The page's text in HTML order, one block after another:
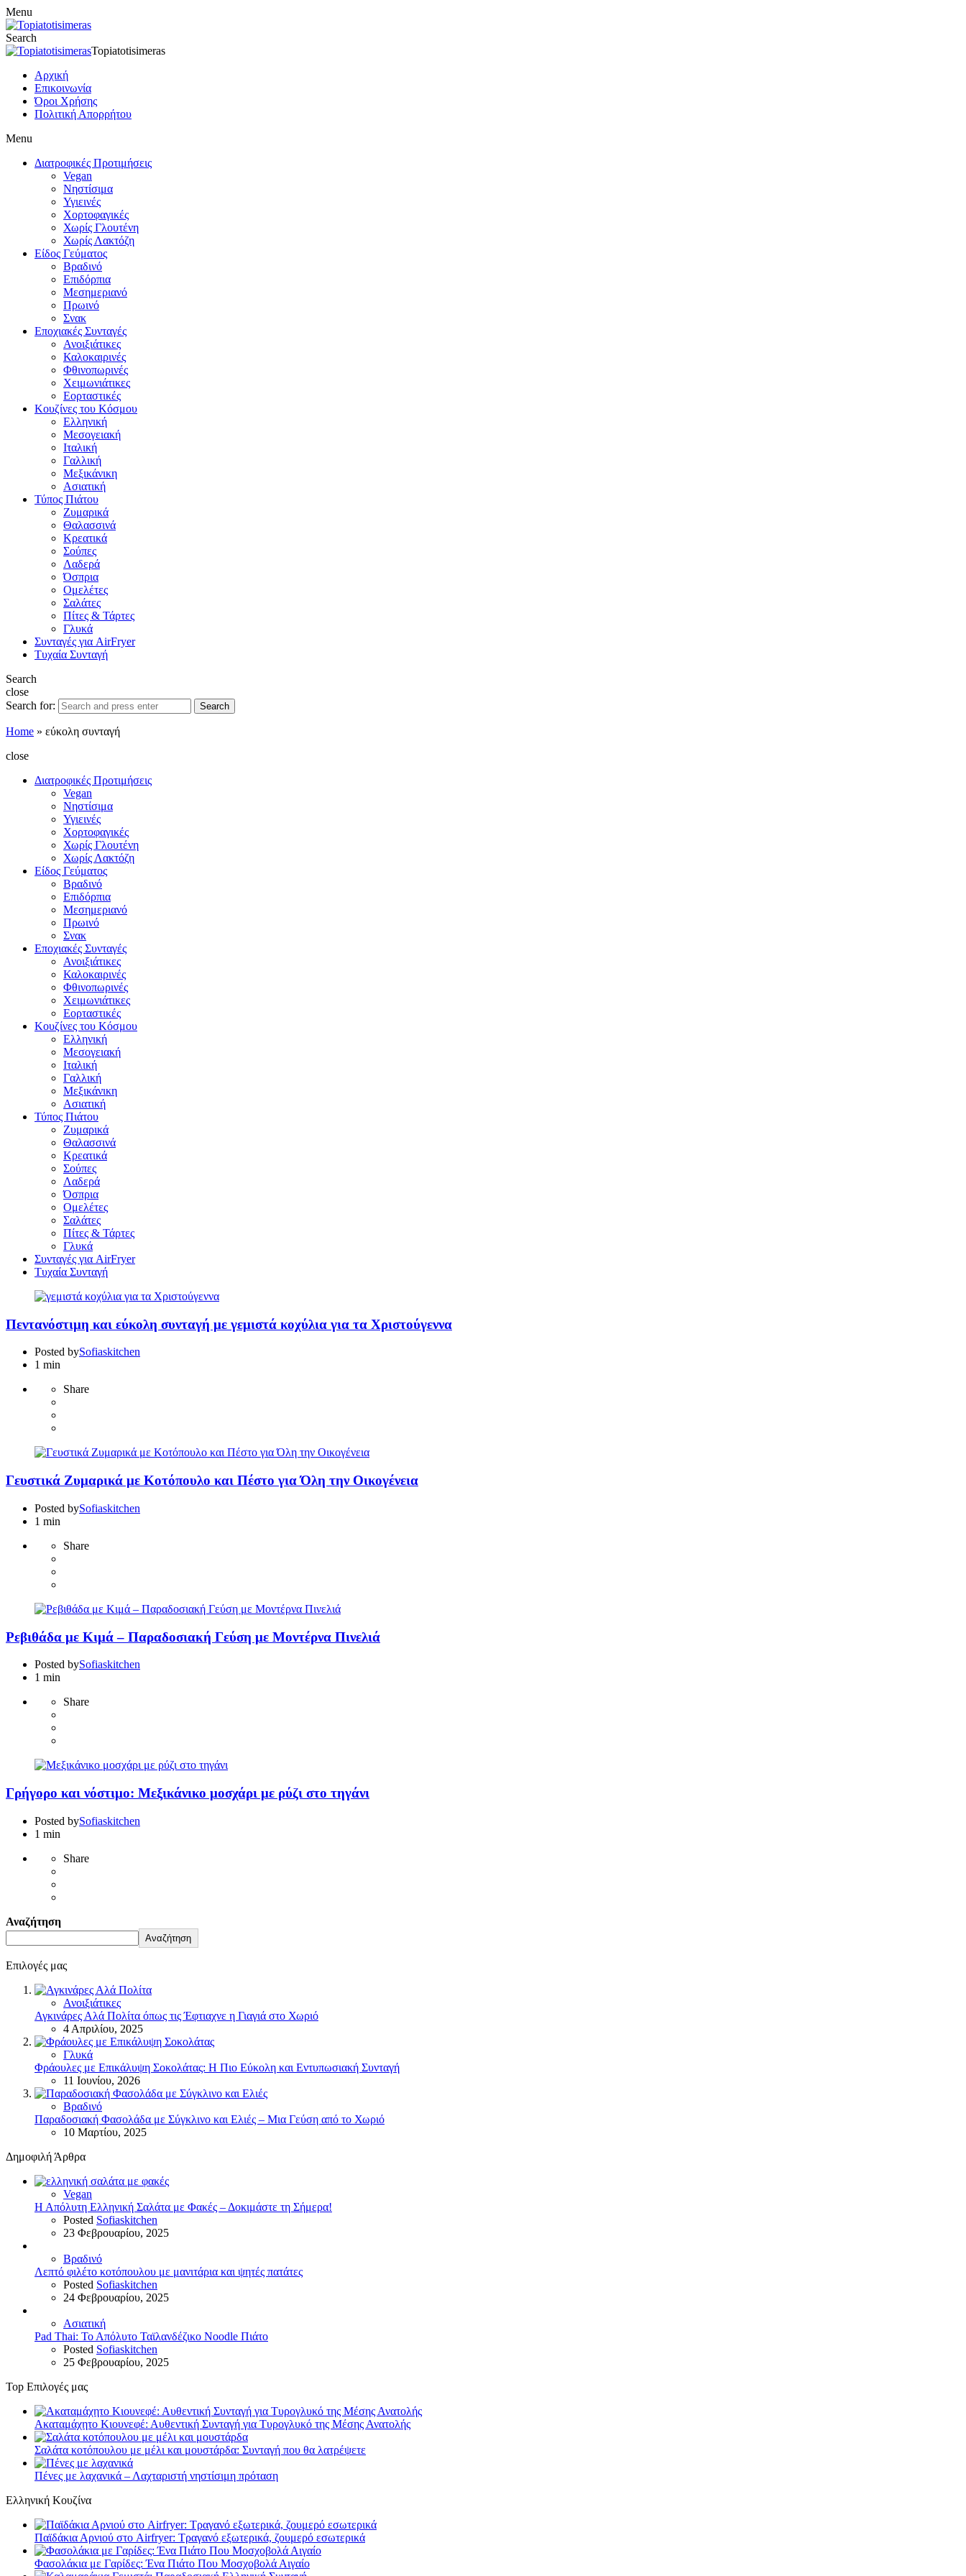
Menu
Search
Topiatotisimeras
Αρχική
Επικοινωνία
Όροι Χρήσης
Πολιτική Απορρήτου
Menu
Διατροφικές Προτιμήσεις
Vegan
Νηστίσιμα
Υγιεινές
Χορτοφαγικές
Χωρίς Γλουτένη
Χωρίς Λακτόζη
Είδος Γεύματος
Βραδινό
Επιδόρπια
Μεσημεριανό
Πρωινό
Σνακ
Εποχιακές Συνταγές
Ανοιξιάτικες
Καλοκαιρινές
Φθινοπωρινές
Χειμωνιάτικες
Εορταστικές
Κουζίνες του Κόσμου
Ελληνική
Μεσογειακή
Ιταλική
Γαλλική
Μεξικάνικη
Ασιατική
Τύπος Πιάτου
Ζυμαρικά
Θαλασσινά
Κρεατικά
Σούπες
Λαδερά
Όσπρια
Ομελέτες
Σαλάτες
Πίτες & Τάρτες
Γλυκά
Συνταγές για AirFryer
Τυχαία Συνταγή
Search
close
Search for:
Search
Home » εύκολη συνταγή
close
Διατροφικές Προτιμήσεις
Vegan
Νηστίσιμα
Υγιεινές
Χορτοφαγικές
Χωρίς Γλουτένη
Χωρίς Λακτόζη
Είδος Γεύματος
Βραδινό
Επιδόρπια
Μεσημεριανό
Πρωινό
Σνακ
Εποχιακές Συνταγές
Ανοιξιάτικες
Καλοκαιρινές
Φθινοπωρινές
Χειμωνιάτικες
Εορταστικές
Κουζίνες του Κόσμου
Ελληνική
Μεσογειακή
Ιταλική
Γαλλική
Μεξικάνικη
Ασιατική
Τύπος Πιάτου
Ζυμαρικά
Θαλασσινά
Κρεατικά
Σούπες
Λαδερά
Όσπρια
Ομελέτες
Σαλάτες
Πίτες & Τάρτες
Γλυκά
Συνταγές για AirFryer
Τυχαία Συνταγή
Πεντανόστιμη και εύκολη συνταγή με γεμιστά κοχύλια για τα Χριστούγεννα
Posted bySofiaskitchen
1 min
Share
Γευστικά Ζυμαρικά με Κοτόπουλο και Πέστο για Όλη την Οικογένεια
Posted bySofiaskitchen
1 min
Share
Ρεβιθάδα με Κιμά – Παραδοσιακή Γεύση με Μοντέρνα Πινελιά
Posted bySofiaskitchen
1 min
Share
Γρήγορο και νόστιμο: Μεξικάνικο μοσχάρι με ρύζι στο τηγάνι
Posted bySofiaskitchen
1 min
Share
Αναζήτηση
Αναζήτηση
Επιλογές μας
Ανοιξιάτικες
Αγκινάρες Αλά Πολίτα όπως τις Έφτιαχνε η Γιαγιά στο Χωριό
4 Απριλίου, 2025
Γλυκά
Φράουλες με Επικάλυψη Σοκολάτας: Η Πιο Εύκολη και Εντυπωσιακή Συνταγή
11 Ιουνίου, 2026
Βραδινό
Παραδοσιακή Φασολάδα με Σύγκλινο και Ελιές – Μια Γεύση από το Χωριό
10 Μαρτίου, 2025
Δημοφιλή Άρθρα
Vegan
Η Απόλυτη Ελληνική Σαλάτα με Φακές – Δοκιμάστε τη Σήμερα!
Posted Sofiaskitchen
23 Φεβρουαρίου, 2025
Βραδινό
Λεπτό φιλέτο κοτόπουλου με μανιτάρια και ψητές πατάτες
Posted Sofiaskitchen
24 Φεβρουαρίου, 2025
Ασιατική
Pad Thai: Το Απόλυτο Ταϊλανδέζικο Noodle Πιάτο
Posted Sofiaskitchen
25 Φεβρουαρίου, 2025
Top Επιλογές μας
Ακαταμάχητο Κιουνεφέ: Αυθεντική Συνταγή για Τυρογλυκό της Μέσης Ανατολής
Σαλάτα κοτόπουλου με μέλι και μουστάρδα: Συνταγή που θα λατρέψετε
Πένες με λαχανικά – Λαχταριστή νηστίσιμη πρόταση
Ελληνική Κουζίνα
Παϊδάκια Αρνιού στο Airfryer: Τραγανό εξωτερικά, ζουμερό εσωτερικά
Φασολάκια με Γαρίδες: Ένα Πιάτο Που Μοσχοβολά Αιγαίο